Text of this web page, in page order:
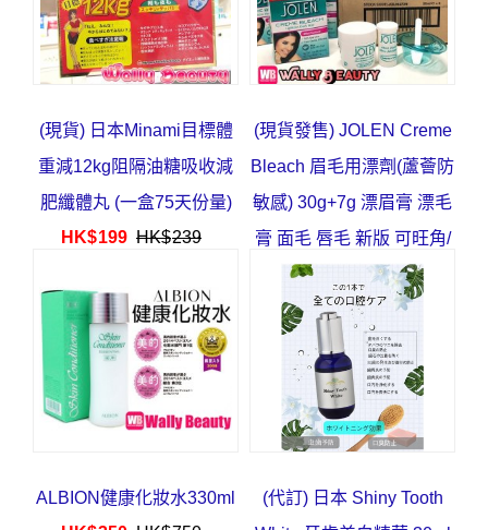
(現貨) 日本Minami目標體
重減12kg阻隔油糖吸收減
肥纖體丸 (一盒75天份量)
HK$199 HK$239
(現貨發售) JOLEN Creme
Bleach 眉毛用漂劑(蘆薈防
敏感) 30g+7g 漂眉膏 漂毛
膏 面毛 唇毛 新版 可旺角/
葵芳/深水埗取
HK$63 HK$ 78
ALBION健康化妝水330ml
(代訂) 日本 Shiny Tooth